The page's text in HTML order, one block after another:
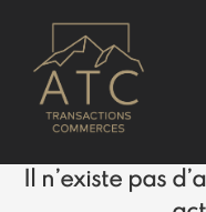
Il n’existe pas